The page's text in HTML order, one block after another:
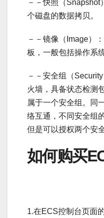
－－快照（
个磁盘的数据拷贝。
－－镜像（Image）
板，一般包括操作系
－－安全组（
火墙，具备状态检测
属于一个安全组。同
络互通，不同安全组
但是可以授权两个安
如何购买
1.在ECS控制台页面